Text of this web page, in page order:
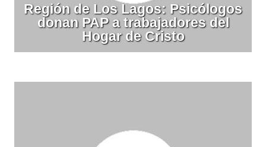
Región de Los Lagos: Psicólogos
donan PAP a trabajadores del
Hogar de Cristo